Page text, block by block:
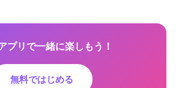
プリで一緒に楽しもう！
無料ではじめる